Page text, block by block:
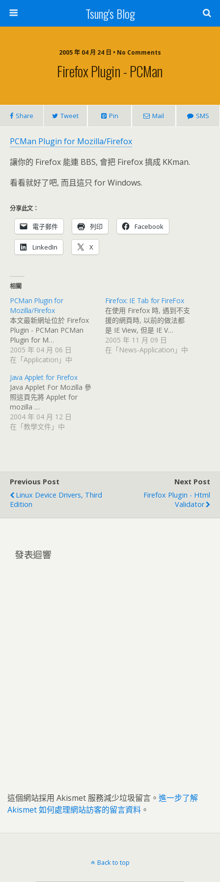
Tsung's Blog
2005 年 04 月 24 日 • No Comments
Firefox Plugin - PCMan
Share Tweet Pin Mail SMS
PCMan Plugin for Mozilla/Firefox
讓你的 Firefox 能連 BBS, 會把 Firefox 搞成 KKman.
看看就好了吧, 而且這只 for Windows.
分享此文：
電子郵件 列印 Facebook
LinkedIn X
相關
PCMan Plugin for
Mozilla/Firefox
本文最新網址位於 Firefox
Plugin - PCMan PCMan
Plugin for M…
2005 年 04 月 06 日
在「Application」中
Firefox: IE Tab for FireFox
在使用 Firefox 時, 遇到不支
援的網頁時, 以前的做法都
是 IE View, 但是 IE V…
2005 年 11 月 09 日
在「News-Application」中
Java Applet for Firefox
Java Applet For Mozilla 參
照這頁先將 Applet for
mozilla …
2004 年 04 月 12 日
在「教學文件」中
Previous Post
Linux Device Drivers, Third
Edition
Next Post
Firefox Plugin - Html
Validator
發表迴響
這個網站採用 Akismet 服務減少垃圾留言。 進一步了解
Akismet 如何處理網站訪客的留言資料 。
Back to top